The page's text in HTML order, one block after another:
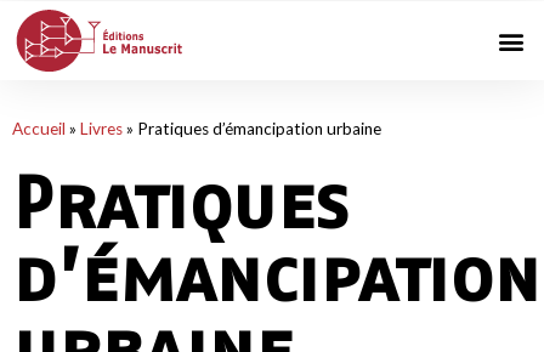
Accueil » Livres» Pratiques d’émancipation urbaine
Pratiques
d’émancipation